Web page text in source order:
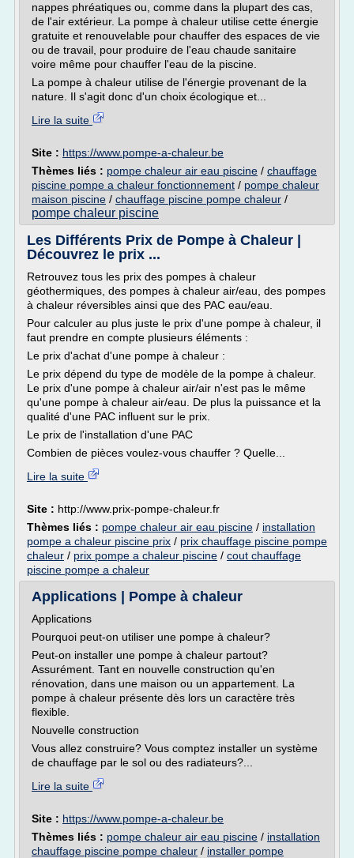
nappes phréatiques ou, comme dans la plupart des cas,
de l'air extérieur. La pompe à chaleur utilise cette énergie
gratuite et renouvelable pour chauffer des espaces de vie
ou de travail, pour produire de l'eau chaude sanitaire
voire même pour chauffer l'eau de la piscine.
La pompe à chaleur utilise de l'énergie provenant de la
nature. Il s'agit donc d'un choix écologique et...
Lire la suite
Site : https://www.pompe-a-chaleur.be
Thèmes liés : pompe chaleur air eau piscine / chauffage
piscine pompe a chaleur fonctionnement / pompe chaleur
maison piscine / chauffage piscine pompe chaleur /
pompe chaleur piscine
Les Différents Prix de Pompe à Chaleur |
Découvrez le prix ...
Retrouvez tous les prix des pompes à chaleur
géothermiques, des pompes à chaleur air/eau, des pompes
à chaleur réversibles ainsi que des PAC eau/eau.
Pour calculer au plus juste le prix d'une pompe à chaleur, il
faut prendre en compte plusieurs éléments :
Le prix d'achat d'une pompe à chaleur :
Le prix dépend du type de modèle de la pompe à chaleur.
Le prix d'une pompe à chaleur air/air n'est pas le même
qu'une pompe à chaleur air/eau. De plus la puissance et la
qualité d'une PAC influent sur le prix.
Le prix de l'installation d'une PAC
Combien de pièces voulez-vous chauffer ? Quelle...
Lire la suite
Site : http://www.prix-pompe-chaleur.fr
Thèmes liés : pompe chaleur air eau piscine / installation
pompe a chaleur piscine prix / prix chauffage piscine pompe
chaleur / prix pompe a chaleur piscine / cout chauffage
piscine pompe a chaleur
Applications | Pompe à chaleur
Applications
Pourquoi peut-on utiliser une pompe à chaleur?
Peut-on installer une pompe à chaleur partout?
Assurément. Tant en nouvelle construction qu'en
rénovation, dans une maison ou un appartement. La
pompe à chaleur présente dès lors un caractère très
flexible.
Nouvelle construction
Vous allez construire? Vous comptez installer un système
de chauffage par le sol ou des radiateurs?...
Lire la suite
Site : https://www.pompe-a-chaleur.be
Thèmes liés : pompe chaleur air eau piscine / installation
chauffage piscine pompe chaleur / installer pompe